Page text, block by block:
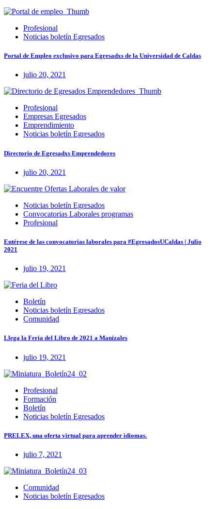
Profesional
Noticias boletín Egresados
Portal de Empleo exclusivo para Egresadxs de la Universidad de Caldas
julio 20, 2021
Profesional
Empresas Egresados
Emprendimiento
Noticias boletín Egresados
Directorio de Egresadxs Emprendedores
julio 20, 2021
Noticias boletín Egresados
Convocatorias Laborales programas
Profesional
Entérese de las convocatorias laborales para #EgresadosUCaldas | Julio
2021
julio 19, 2021
Boletín
Noticias boletín Egresados
Comunidad
Llega la Feria del Libro de 2021 a Manizales
julio 19, 2021
Profesional
Formación
Boletín
Noticias boletín Egresados
PRELEX, una oferta virtual para aprender idiomas.
julio 7, 2021
Comunidad
Noticias boletín Egresados